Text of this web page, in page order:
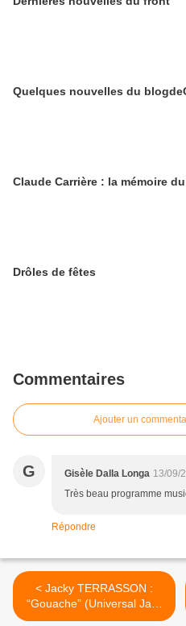
Quelques nouvelles du
Claude Carrière : la mémoire
Drôles de fêtes
Commentaires
Ajouter un
G Gisèle Dalla Longa 13/09/
Très beau programme
Répondre
< Jacky TERRASSON :
“Gouache” (Universal Jazz
France / Universal Music)